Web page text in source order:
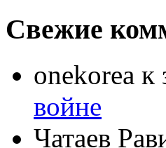
Свежие
onekorea к
войне
Чатаев